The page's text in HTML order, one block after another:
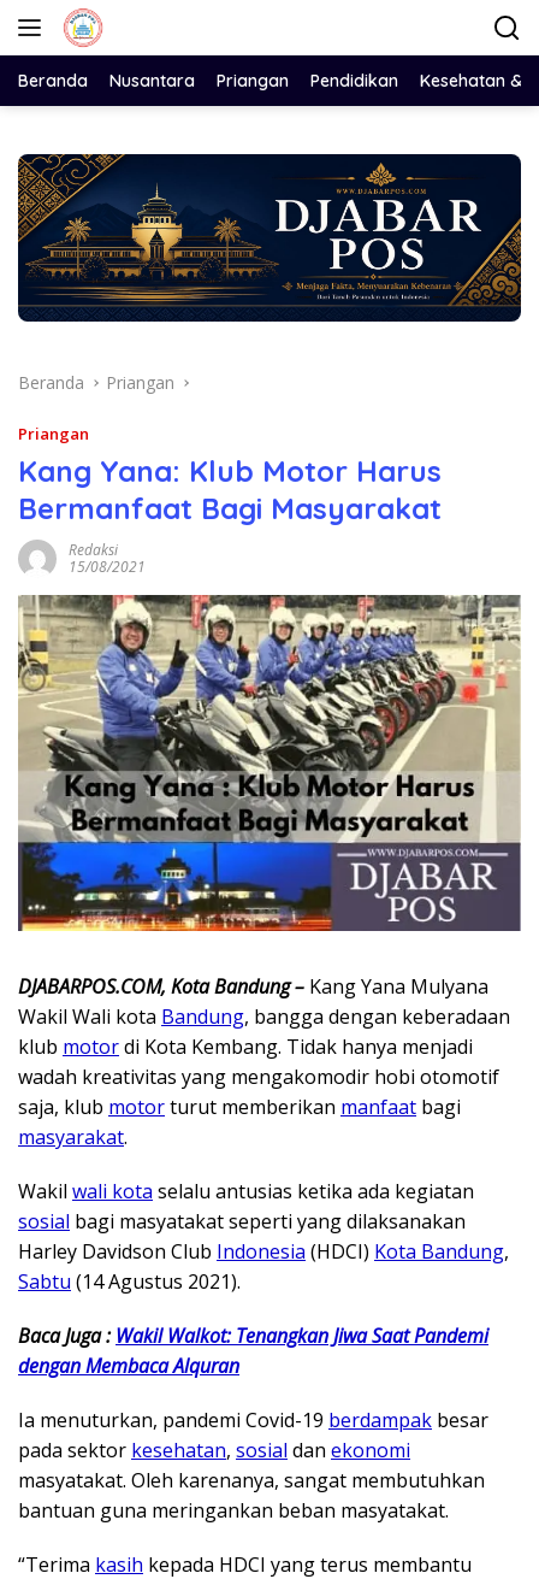
Langsung
Beranda Nusantara Priangan Pendidikan Kesehatan &
Beranda Priangan
Priangan
Kang Yana: Klub Motor Harus
Bermanfaat Bagi Masyarakat
Redaksi
15/08/2021
DJABARPOS.COM, Kota Bandung – Kang Yana Mulyana
Wakil Wali kota Bandung, bangga dengan keberadaan
klub motordi Kota Kembang. Tidak hanya menjadi
wadah kreativitas yang mengakomodir hobi otomotif
saja, klub motorturut memberikan manfaat bagi
masyarakat.
Wakil wali kota selalu antusias ketika ada kegiatan
sosial bagi masyatakat seperti yang dilaksanakan
Harley Davidson Club Indonesia (HDCI) Kota Bandung,
Sabtu (14 Agustus 2021).
Baca Juga : Wakil Walkot: Tenangkan Jiwa Saat Pandemi
dengan Membaca Alquran
Ia menuturkan, pandemi Covid-19 berdampak besar
pada sektor kesehatan, sosial dan ekonomi
masyatakat. Oleh karenanya, sangat membutuhkan
bantuan guna meringankan beban masyatakat.
“Terima kasih kepada HDCI yang terus membantu